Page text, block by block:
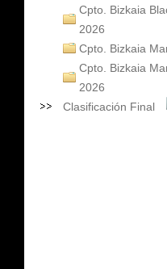
Cpto. Bizkaia
2026
Cpto. Bizkaia
Cpto. Bizkaia
2026
Clasificación Final